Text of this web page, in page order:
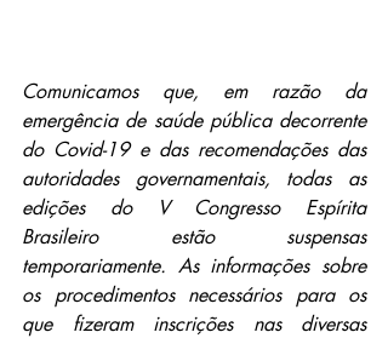
Comunicamos que, em razão da
emergência de saúde pública decorrente
do Covid-19 e das recomendações das
autoridades governamentais, todas as
edições do
V
Congresso Espírita
Brasileiro estão suspensas
temporariamente. As informações sobre
os procedimentos necessários para os
que fizeram inscrições nas diversas